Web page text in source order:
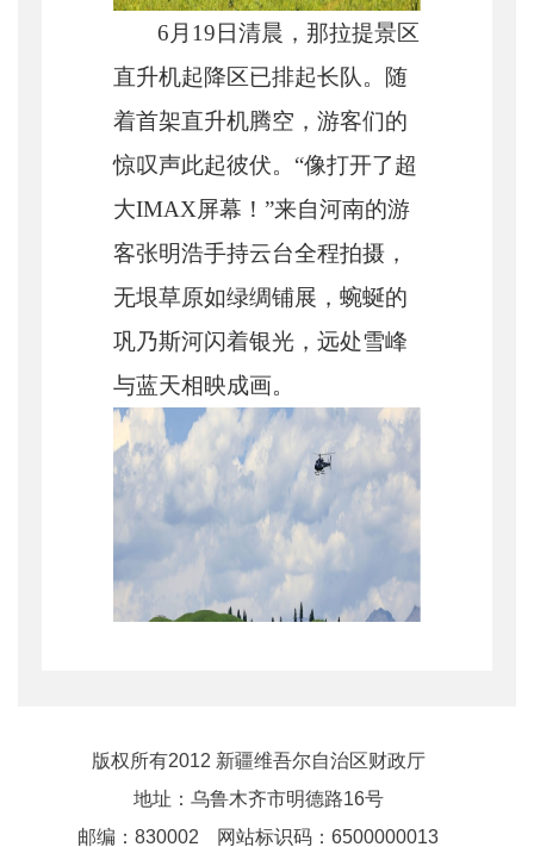
6 月 19 日清晨，那拉提景区
直升机起降区已排起长队。随
着首架直升机腾空，游客们的
惊叹声此起彼伏。 “像打开了超
大IMAX屏幕！ ”来自河南的游
客张明浩手持云台全程拍摄，
无垠草原如绿绸铺展，蜿蜒的
巩乃斯河闪着银光，远处雪峰
与蓝天相映成画。
版权所有2012 新疆维吾尔自治区财政厅
地址：乌鲁木齐市明德路16号
邮编：830002
网站标识码：6500000013